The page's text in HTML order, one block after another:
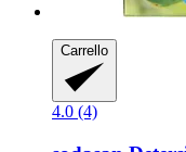
Carrello
4.0 (4)